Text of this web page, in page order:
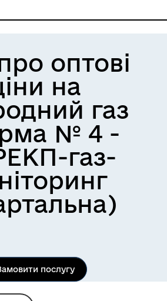
оптові
на
газ
№ 4 -
газ-
послугу